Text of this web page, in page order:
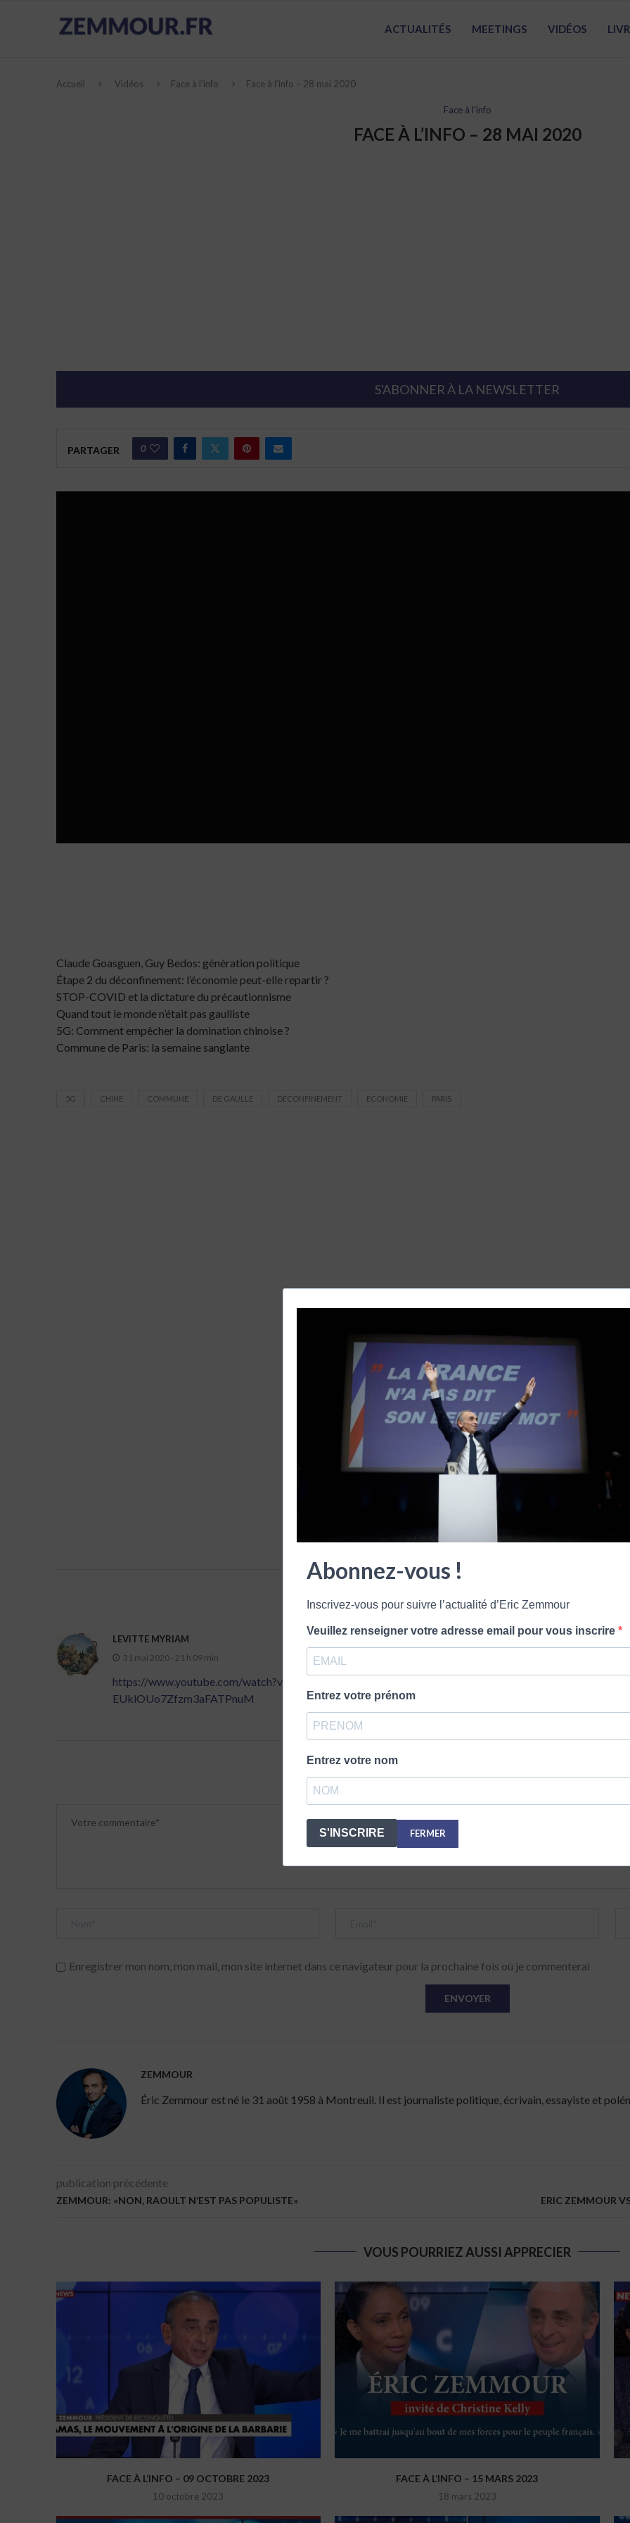
ACTUALITÉS MEETINGS VIDÉOS
Accueil Vidéos Face à l'info Face à l’info – 28 mai 2020
Face à l'info
FACE À L’INFO – 28 MAI 2020
S'ABONNER À LA NEWSLETTER
PARTAGER 0
Claude Goasguen, Guy Bedos: génération politique
Étape 2 du déconfinement: l’économie peut-elle repartir ?
STOP-COVID et la dictature du précautionnisme
Quand tout le monde n’était pas gaulliste
5G: Comment empêcher la domination chinoise ?
Commune de Paris: la semaine sanglante
5G CHINE COMMUNE DE GAULLE DÉCONFINEMENT ECONOMIE PARIS
1 COMMENTAIRE
LEVITTE MYRIAM
31 mai 2020 - 21 h 09 min
https://www.youtube.com/
EUklOUo7Zfzm3aFATPnuM
LAISSER UN COMMENTAIRE
Enregistrer mon nom, mon mail, mon site internet dans ce navigateur pour la prochaine fois où je commenterai
ZEMMOUR
Éric Zemmour est né le 31 août 1958 à Montreuil. Il est journaliste politique, écrivain, essayiste et
publication précédente
ZEMMOUR: «NON, RAOULT N’EST PAS POPULISTE» ERIC ZEMMOUR
VOUS POURRIEZ AUSSI APPRECIER
FACE À L’INFO – 09 OCTOBRE 2023
10 octobre 2023
FACE À L’INFO – 15 MARS 2023
18 mars 2023
Abonnez-vous !
Inscrivez-vous pour suivre l’actualité d’Eric Zemmour
Veuillez renseigner votre adresse email pour vous inscrire
Entrez votre prénom
Entrez votre nom
S'INSCRIRE FERMER